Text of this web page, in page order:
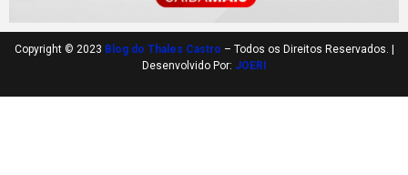
Copyright © 2023 Blog do Thales Castro – Todos os Direitos Reservados. |
Desenvolvido Por: JOERI